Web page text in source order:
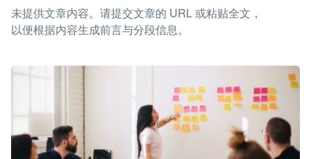
未提供文章内容。请提交文章的 URL 或粘贴全文，
以便根据内容生成前言与分段信息。